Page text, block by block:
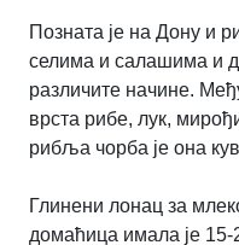
Позната је на Дону и
селима и салашима и
различите начине.
врста рибе, лук,
рибља чорба је она
Глинени лонац за
домаћица имала је